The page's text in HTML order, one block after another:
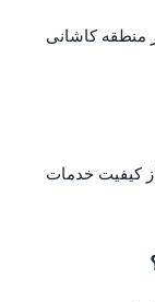
منطقه کاشانی
از کیفیت خدمات